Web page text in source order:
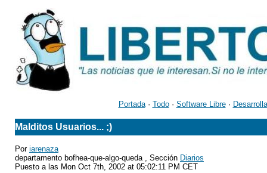
Portada· Todo· Software Libre·
Malditos Usuarios... ;)
Por iarenaza
departamento bofhea-que-algo-queda , Sección Diarios
Puesto a las Mon Oct 7th, 2002 at 05:02:11 PM CET